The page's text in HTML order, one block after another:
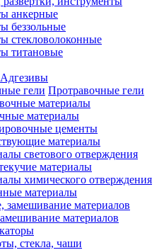
анкерные
беззольные
стекловолоконные
титановые
Адгезивы
Протравочные гели
материалы
цементы
материалы
светового отверждения
материалы
химического отверждения
материалы
материалов
стекла, чаши